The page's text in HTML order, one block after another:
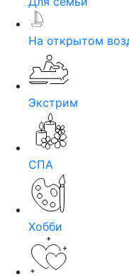
На открытом
Экстрим
СПА
Хобби